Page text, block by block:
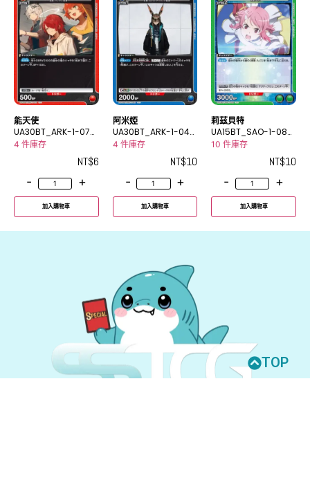
能天使
UA30BT_ARK-1-070
C
4 件庫存
NT$6
-
+
加入購物車
阿米婭
UA30BT_ARK-1-040
U
4 件庫存
NT$10
-
+
加入購物車
莉茲貝特
UA15BT_SAO-1-083
R
10 件庫存
NT$10
-
+
加入購物車
TOP